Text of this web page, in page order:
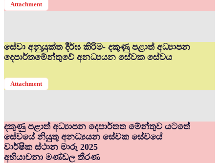
Attachment
සේවා අනුයුක්ත දීර්ඝ කිරිම- දකුණු පළාත් අධ්‍යාපන
දෙපාර්තමේන්තුවේ අනධ්‍යයන සේවක සේවය
Attachment
දකුණු පළාත් අධ්‍යාපන දෙපාර්තත මේන්තුව යටතේ
සේවයේ නියුතු අනධ්‍යයන සේවක සේවයේ
වාර්ෂික ස්ථාන මාරු 2025
අභියාචනා මණ්ඩල තීරණ